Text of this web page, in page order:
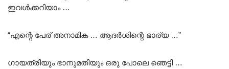
ഇവൾക്കറിയാം …
“എന്റെ പേര് അനാമിക … ആദർശിന്റെ ഭാര്യ …”
ഗായത്രിയും ഭാനുമതിയും ഒരു പോലെ ഞെട്ടി …